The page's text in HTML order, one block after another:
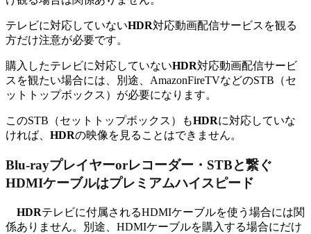
テレビに対応していないHDR対応動画配信サービスを観る
方だけ注意が必要です。
購入したテレビに対応していないHDR対応動画配信サービ
スを観たい場合には、別途、AmazonFireTVなどのSTB（セ
ットトップボックス）が必要になります。
このSTB（セットトップボックス）もHDRに対応していな
ければ、 HDRの映像を見ることはできません。
Blu-rayプレイヤーorレコーダー・STBと繋ぐ
HDMIケーブルはプレミアムハイスピード
HDRテレビに付属されるHDMIケーブルを使う場合には関
係ありません。別途、HDMIケーブルを購入する場合にだけ